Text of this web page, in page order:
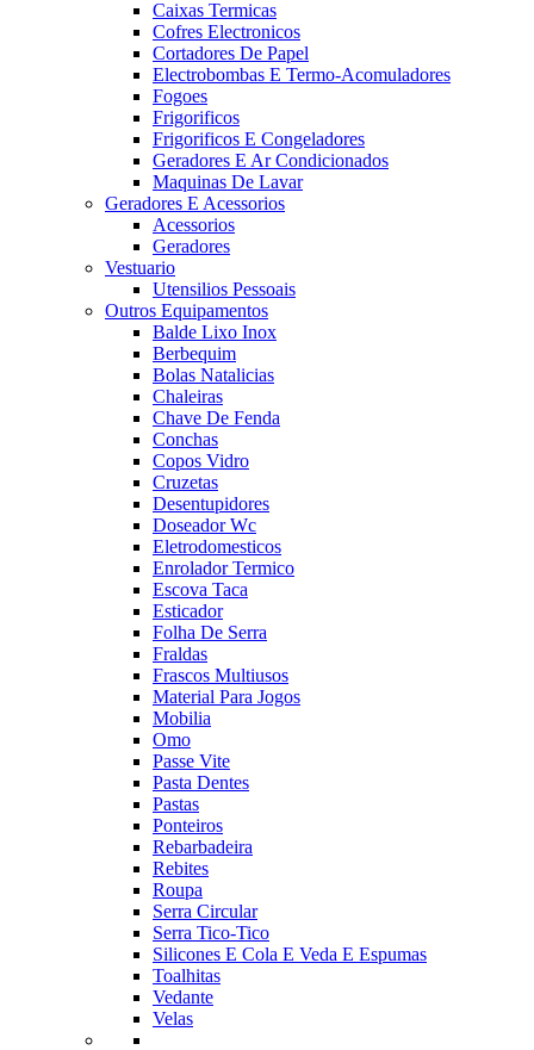
Caixas Termicas
Cofres Electronicos
Cortadores De Papel
Electrobombas E Termo-Acomuladores
Fogoes
Frigorificos
Frigorificos E Congeladores
Geradores E Ar Condicionados
Maquinas De Lavar
Geradores E Acessorios
Acessorios
Geradores
Vestuario
Utensilios Pessoais
Outros Equipamentos
Balde Lixo Inox
Berbequim
Bolas Natalicias
Chaleiras
Chave De Fenda
Conchas
Copos Vidro
Cruzetas
Desentupidores
Doseador Wc
Eletrodomesticos
Enrolador Termico
Escova Taca
Esticador
Folha De Serra
Fraldas
Frascos Multiusos
Material Para Jogos
Mobilia
Omo
Passe Vite
Pasta Dentes
Pastas
Ponteiros
Rebarbadeira
Rebites
Roupa
Serra Circular
Serra Tico-Tico
Silicones E Cola E Veda E Espumas
Toalhitas
Vedante
Velas